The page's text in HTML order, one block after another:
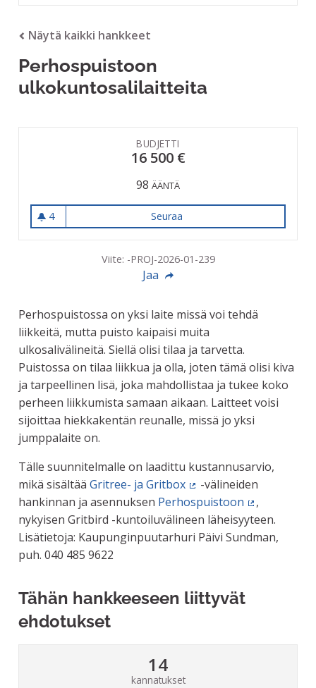
Näytä kaikki hankkeet
Perhospuistoon
ulkokuntosalilaitteita
BUDJETTI
16 500 €
98 ÄÄNTÄ
4
4 seuraajaa
Seuraa
Viite: -PROJ-2026-01-239
Jaa
Perhospuistossa on yksi laite missä voi tehdä
liikkeitä, mutta puisto kaipaisi muita
ulkosalivälineitä. Siellä olisi tilaa ja tarvetta.
Puistossa on tilaa liikkua ja olla, joten tämä olisi kiva
ja tarpeellinen lisä, joka mahdollistaa ja tukee koko
perheen liikkumista samaan aikaan. Laitteet voisi
sijoittaa hiekkakentän reunalle, missä jo yksi
jumppalaite on.
Tälle suunnitelmalle on laadittu kustannusarvio,
mikä sisältää Gritree- ja Gritbox
(Ulkoinen linkki)
-välineiden
hankinnan ja asennuksen Perhospuistoon
(Ulkoinen
,
nykyisen Gritbird -kuntoiluvälineen läheisyyteen.
Lisätietoja: Kaupunginpuutarhuri Päivi Sundman,
puh. 040 485 9622
Tähän hankkeeseen liittyvät
ehdotukset
14
kannatukset